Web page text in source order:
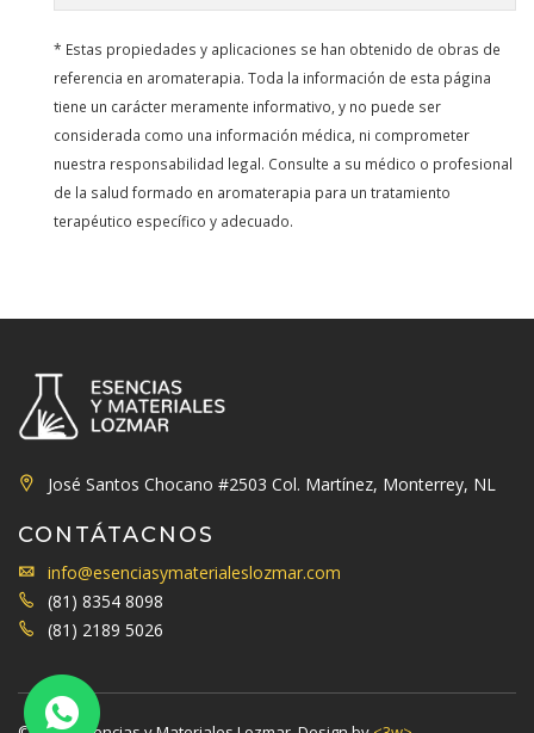
* Estas propiedades y aplicaciones se han obtenido de obras de
referencia en aromaterapia. Toda la información de esta página
tiene un carácter meramente informativo, y no puede ser
considerada como una información médica, ni comprometer
nuestra responsabilidad legal. Consulte a su médico o profesional
de la salud formado en aromaterapia para un tratamiento
terapéutico específico y adecuado.
José Santos Chocano #2503 Col. Martínez, Monterrey, NL
CONTÁTACNOS
info@esenciasymaterialeslozmar.com
(81) 8354 8098
(81) 2189 5026